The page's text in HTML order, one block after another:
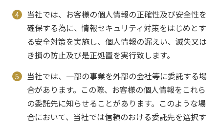
当社では、お客様の個人情報の正確性及び安全性を
確保する為に、情報セキュリティ対策をはじめとす
る安全対策を実施し、個人情報の漏えい、滅失又は
き損の防止及び是正処置を実行致します。
当社では、一部の事業を外部の会社等に委託する場
合があります。この際、お客様の個人情報をこれら
の委託先に知らせることがあります。このような場
合において、当社では信頼のおける委託先を選択す